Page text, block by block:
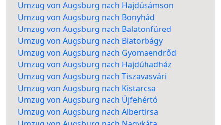
Umzug von Augsburg nach Hajdúsámson
Umzug von Augsburg nach Bonyhád
Umzug von Augsburg nach Balatonfüred
Umzug von Augsburg nach Biatorbágy
Umzug von Augsburg nach Gyomaendrőd
Umzug von Augsburg nach Hajdúhadház
Umzug von Augsburg nach Tiszavasvári
Umzug von Augsburg nach Kistarcsa
Umzug von Augsburg nach Újfehértó
Umzug von Augsburg nach Albertirsa